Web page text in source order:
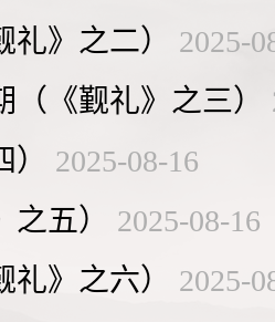
》之二）
2025-
《觐礼》之三）
2025-08-16
五）
2025-08-16
》之六）
2025-